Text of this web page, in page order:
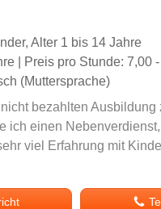
Alter 1 bis 14 Jahre
| Preis pro Stunde: 7,00
(Muttersprache)
bezahlten Ausbildung
ich einen
viel Erfahrung mit